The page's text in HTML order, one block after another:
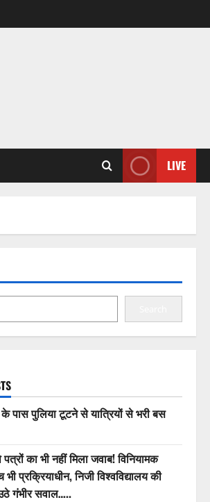
LIVE
पास पुलिया टूटने से यात्रियों से भरी बस
का भी नहीं मिला जवाब! विनियामक
प्रक्रियाधीन, निजी विश्वविद्यालय की
गंभीर सवाल…..